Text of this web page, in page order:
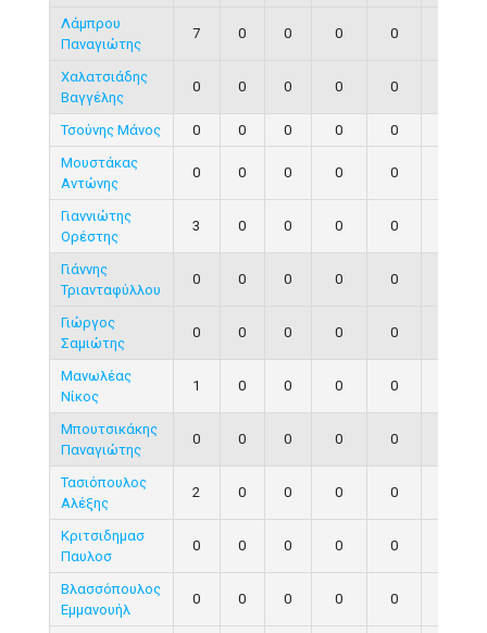
Λάμπρου
Παναγιώτης
7 0 0 0 0
Χαλατσιάδης
Βαγγέλης
0 0 0 0 0
Τσούνης Μάνος 0 0 0 0 0
Μουστάκας
Αντώνης
0 0 0 0 0
Γιαννιώτης
Ορέστης
3 0 0 0 0
Γιάννης
Τριανταφύλλου
0 0 0 0 0
Γιώργος
Σαμιώτης
0 0 0 0 0
Μανωλέας
Νίκος
1 0 0 0 0
Μπουτσικάκης
Παναγιώτης
0 0 0 0 0
Τασιόπουλος
Αλέξης
2 0 0 0 0
Κριτσιδημασ
Παυλοσ
0 0 0 0 0
Βλασσόπουλος
Εμμανουήλ
0 0 0 0 0